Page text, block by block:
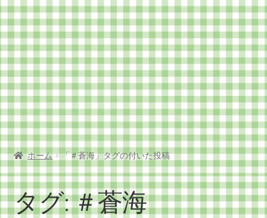
サイトマップ
サンプルページ
ショップ
プライバシーポリシー
マイアカウント
メンバー
支払い
ホーム 「＃蒼海」タグの付いた投稿
タグ:＃蒼海